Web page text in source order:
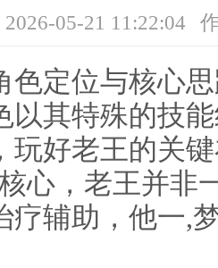
05-21 11:22:04
色定位与核心
以其特殊的技
玩好老王的关
心，老王并非
疗辅助，他一,